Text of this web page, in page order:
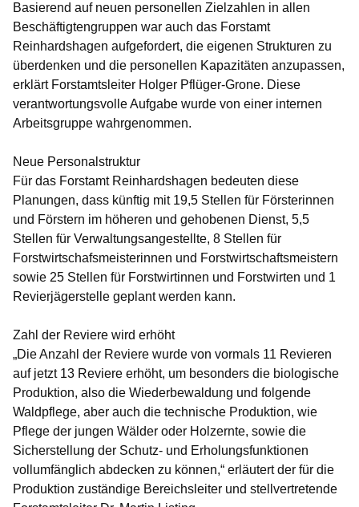
Basierend auf neuen personellen Zielzahlen in allen
Beschäftigtengruppen war auch das Forstamt
Reinhardshagen aufgefordert, die eigenen Strukturen zu
überdenken und die personellen Kapazitäten anzupassen,
erklärt Forstamtsleiter Holger Pflüger-Grone. Diese
verantwortungsvolle Aufgabe wurde von einer internen
Arbeitsgruppe wahrgenommen.
Neue Personalstruktur
Für das Forstamt Reinhardshagen bedeuten diese
Planungen, dass künftig mit 19,5 Stellen für Försterinnen
und Förstern im höheren und gehobenen Dienst, 5,5
Stellen für Verwaltungsangestellte, 8 Stellen für
Forstwirtschafsmeisterinnen und Forstwirtschaftsmeistern
sowie 25 Stellen für Forstwirtinnen und Forstwirten und 1
Revierjägerstelle geplant werden kann.
Zahl der Reviere wird erhöht
„Die Anzahl der Reviere wurde von vormals 11 Revieren
auf jetzt 13 Reviere erhöht, um besonders die biologische
Produktion, also die Wiederbewaldung und folgende
Waldpflege, aber auch die technische Produktion, wie
Pflege der jungen Wälder oder Holzernte, sowie die
Sicherstellung der Schutz- und Erholungsfunktionen
vollumfänglich abdecken zu können,“ erläutert der für die
Produktion zuständige Bereichsleiter und stellvertretende